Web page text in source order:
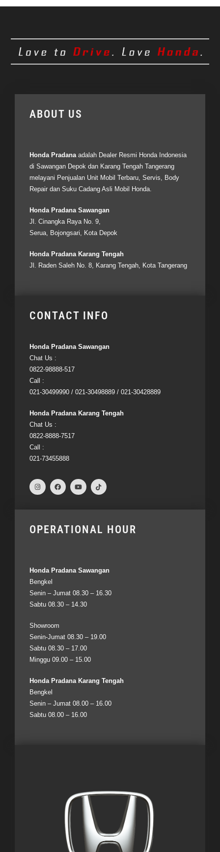
ABOUT US
Honda Pradana adalah Dealer Resmi Honda Indonesia
di Sawangan Depok dan Karang Tengah Tangerang
melayani Penjualan Unit Mobil Terbaru, Servis, Body
Repair dan Suku Cadang Asli Mobil Honda.
Honda Pradana Sawangan
Jl. Cinangka Raya No. 9,
Serua, Bojongsari, Kota Depok
Honda Pradana Karang Tengah
Jl. Raden Saleh No. 8, Karang Tengah, Kota Tangerang
CONTACT INFO
Honda Pradana Sawangan
Chat Us :
0822-98888-517
Call :
021-30499990 / 021-30498889 / 021-30428889
Honda Pradana Karang Tengah
Chat Us :
0822-8888-7517
Call :
021-73455888
OPERATIONAL HOUR
Honda Pradana Sawangan
Bengkel
Senin – Jumat 08.30 – 16.30
Sabtu 08.30 – 14.30
Showroom
Senin-Jumat 08.30 – 19.00
Sabtu 08.30 – 17.00
Minggu 09.00 – 15.00
Honda Pradana Karang Tengah
Bengkel
Senin – Jumat 08.00 – 16.00
Sabtu 08.00 – 16.00